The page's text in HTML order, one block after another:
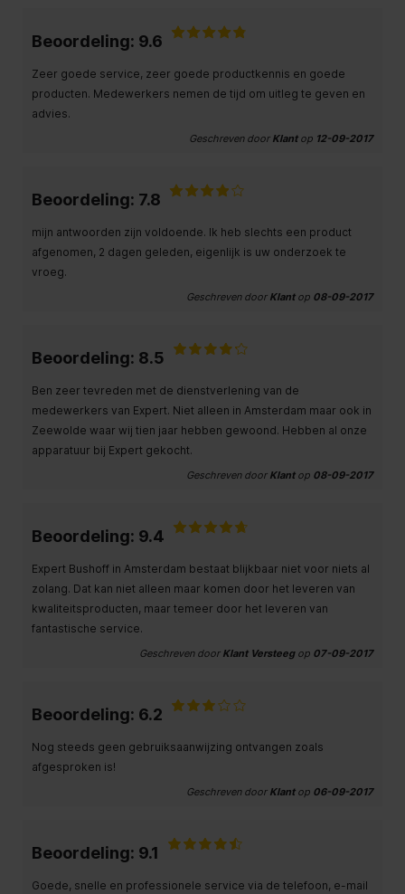
Beoordeling: 9.6
Zeer goede service, zeer goede productkennis en goede
producten. Medewerkers nemen de tijd om uitleg te geven en
advies.
Geschreven door Klantop 12-09-2017
Beoordeling: 7.8
mijn antwoorden zijn voldoende. Ik heb slechts een product
afgenomen, 2 dagen geleden, eigenlijk is uw onderzoek te
vroeg.
Geschreven door Klantop 08-09-2017
Beoordeling: 8.5
Ben zeer tevreden met de dienstverlening van de
medewerkers van Expert. Niet alleen in Amsterdam maar ook in
Zeewolde waar wij tien jaar hebben gewoond. Hebben al onze
apparatuur bij Expert gekocht.
Geschreven door Klantop 08-09-2017
Beoordeling: 9.4
Expert Bushoff in Amsterdam bestaat blijkbaar niet voor niets al
zolang. Dat kan niet alleen maar komen door het leveren van
kwaliteitsproducten, maar temeer door het leveren van
fantastische service.
Geschreven door Klant Versteegop 07-09-2017
Beoordeling: 6.2
Nog steeds geen gebruiksaanwijzing ontvangen zoals
afgesproken is!
Geschreven door Klantop 06-09-2017
Beoordeling: 9.1
Goede, snelle en professionele service via de telefoon, e-mail